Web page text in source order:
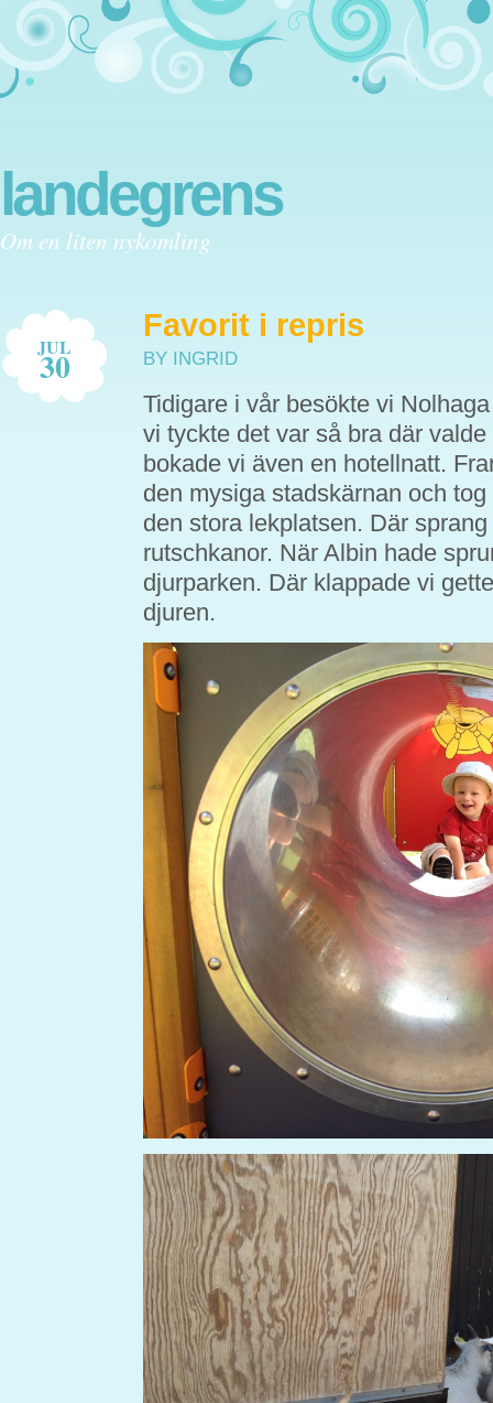
landegrens
Om en liten nykomling
JUL
30
Favorit i repris
BY INGRID
Tidigare i vår besökte vi
vi tyckte det var så bra där
bokade vi även en hotellnatt.
den mysiga stadskärnan och
den stora lekplatsen. Där
rutschkanor. När Albin hade
djurparken. Där klappade vi
djuren.